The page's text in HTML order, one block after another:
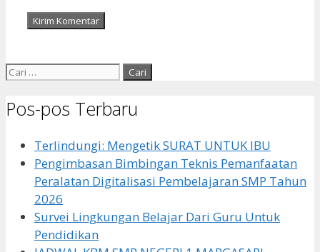
Cari
Pos-pos Terbaru
Terlindungi: Mengetik SURAT UNTUK IBU
Pengimbasan Bimbingan Teknis Pemanfaatan
Peralatan Digitalisasi Pembelajaran SMP Tahun
2026
Survei Lingkungan Belajar Dari Guru Untuk
Pendidikan